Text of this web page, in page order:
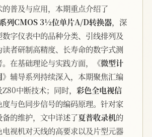
普及与应用，本期重点介绍了
列CMOS 3½位单片A/D转换器，深
数字仪表中的品种分类、引线排列及
者研制高精度、长寿命的数字式测
在基础理论与实践方面，
《微型计
辅导系列持续深入，本期聚焦汇编
中断技术；同时， 彩色全电视信
与色同步信号的编码原理。针对家
的维护，文中详述了夏普收录机的
视机对天线的高要求以及片型元器